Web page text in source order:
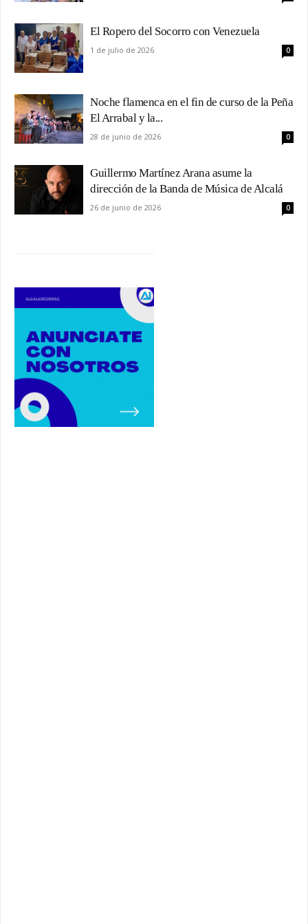
El Ropero del Socorro con Venezuela
1 de julio de 2026 0
Noche flamenca en el fin de curso de la Peña
El Arrabal y la...
28 de junio de 2026 0
Guillermo Martínez Arana asume la
dirección de la Banda de Música de Alcalá
26 de junio de 2026 0